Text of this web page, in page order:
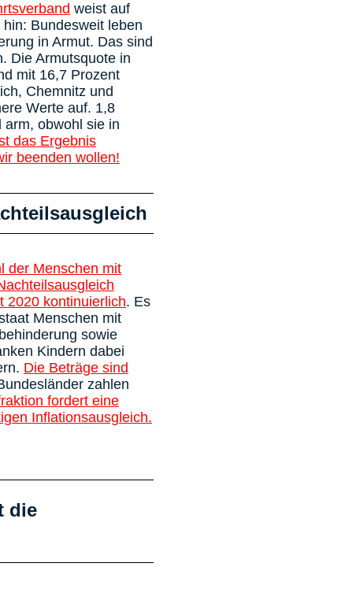
weist auf
hin: Bundesweit leben
in Armut. Das sind
Die Armutsquote in
mit 16,7 Prozent
Chemnitz und
Werte auf. 1,8
arm, obwohl sie in
das Ergebnis
beenden wollen!
der Menschen mit
2020 kontinuierlich. Es
Menschen mit
sowie
Kindern dabei
Die Beträge sind
zahlen
fordert eine
Inflationsausgleich.
die